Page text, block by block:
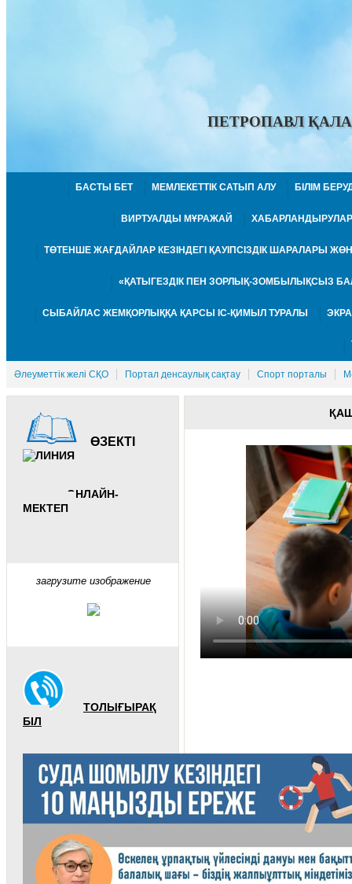
ПЕТРОПАВЛ
БАСТЫ БЕТ МЕМЛЕКЕТТІК САТЫП АЛУ БІЛІМ
ВИРТУАЛДЫ МҰРАЖАЙ ХАБАРЛАНДЫРУЛАР
ТӨТЕНШЕ ЖАҒДАЙЛАР КЕЗІНДЕГІ ҚАУІПСІЗДІК ШАРАЛАРЫ
«ҚАТЫГЕЗДІК ПЕН ЗОРЛЫҚ-ЗОМБЫЛЫҚСЫЗ
СЫБАЙЛАС ЖЕМҚОРЛЫҚҚА ҚАРСЫ ІС-ҚИМЫЛ ТУРАЛЫ
Әлеуметтік желі СҚО Портал денсаулық сақтау Спорт порталы
ӨЗЕКТІ
ОНЛАЙН-
МЕКТЕП
загрузите изображение
ТОЛЫҒЫРАҚ
БІЛ